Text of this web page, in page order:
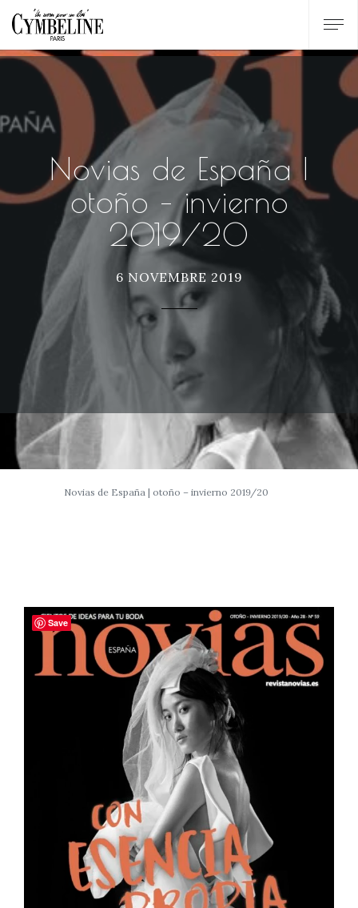
Novias de España |
otoño – invierno
2019/20
6 NOVEMBRE 2019
Novias de España | otoño – invierno 2019/20
Save